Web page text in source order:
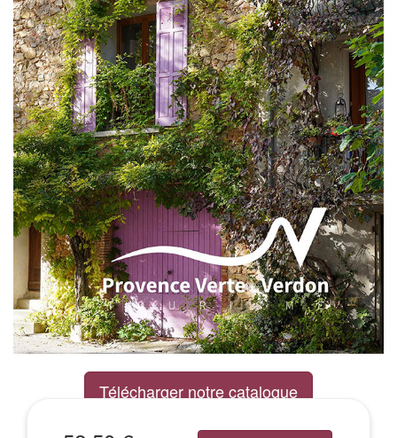
Télécharger notre catalogue